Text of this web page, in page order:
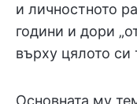
и личностното
години и дори
върху цялото си
Основната му